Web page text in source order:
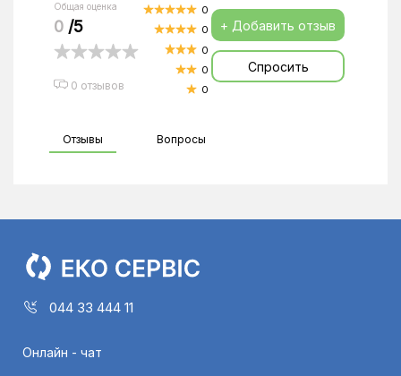
Общая оценка
0 /5
0 отзывов
0
0
0
0
0
+ Добавить отзыв
Спросить
Отзывы Вопросы
044 33 444 11
Онлайн - чат